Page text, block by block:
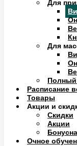
Для
Для
Полный
Расписание
Товары
Акции и
Скидки
Акции
Очное